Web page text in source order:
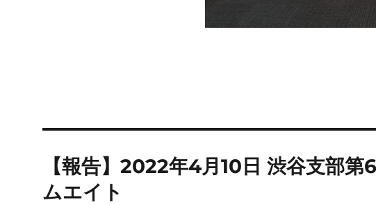
稿
【報告】2022年4月10日 渋谷支部
ムエイト